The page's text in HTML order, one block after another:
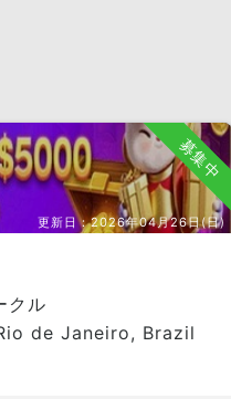
募集中
更新日：2026年04月26日(日)
クル
de Janeiro, Brazil